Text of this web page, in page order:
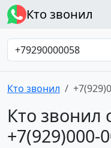
Кто звонил
Кто звонил
Кто звонил
+7(929)000-